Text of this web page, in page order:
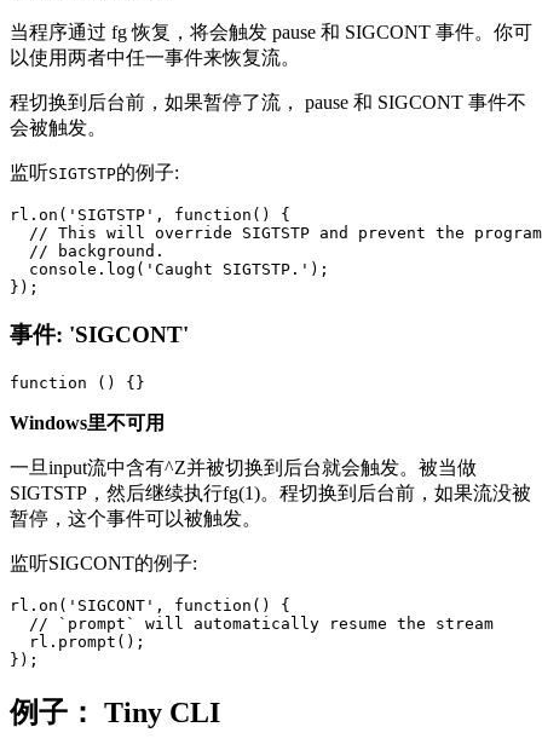
当程序通过 fg 恢复，将会触发 pause 和 SIGCONT 事件。你可
以使用两者中任一事件来恢复流。
程切换到后台前，如果暂停了流， pause 和 SIGCONT 事件不
会被触发。
监听SIGTSTP的例子:
rl.on('SIGTSTP', function() {
// This will override SIGTSTP and prevent the
  // background.
  console.log('Caught SIGTSTP.');
事件: 'SIGCONT'
Windows里不可用
一旦input流中含有^Z并被切换到后台就会触发。被当做
SIGTSTP，然后继续执行fg(1)。程切换到后台前，如果流没被
暂停，这个事件可以被触发。
监听SIGCONT的例子:
rl.on('SIGCONT', function() {
  // `prompt` will automatically resume the stream
  rl.prompt();
例子： Tiny CLI